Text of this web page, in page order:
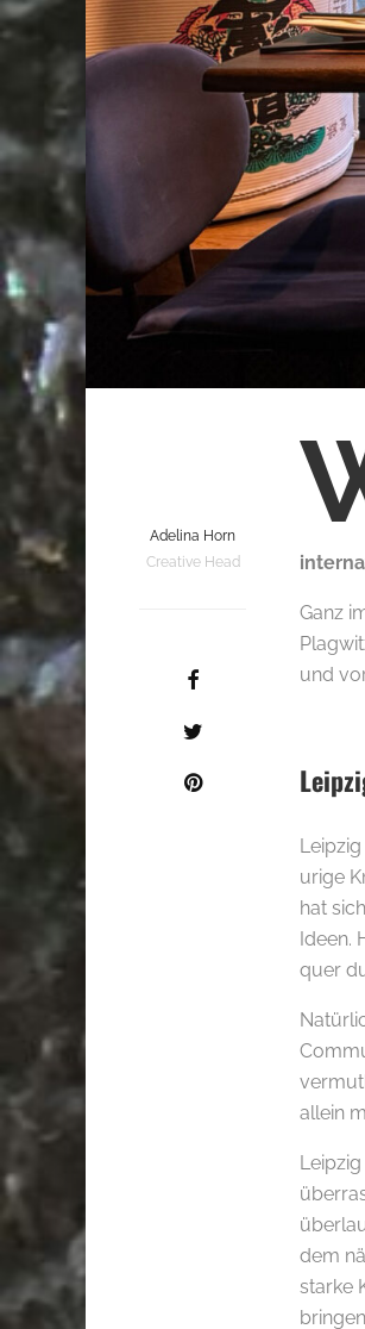
Adelina Horn
Creative Head
Ganz
und
urige
hat
Ideen.
quer
allein
dem
starke